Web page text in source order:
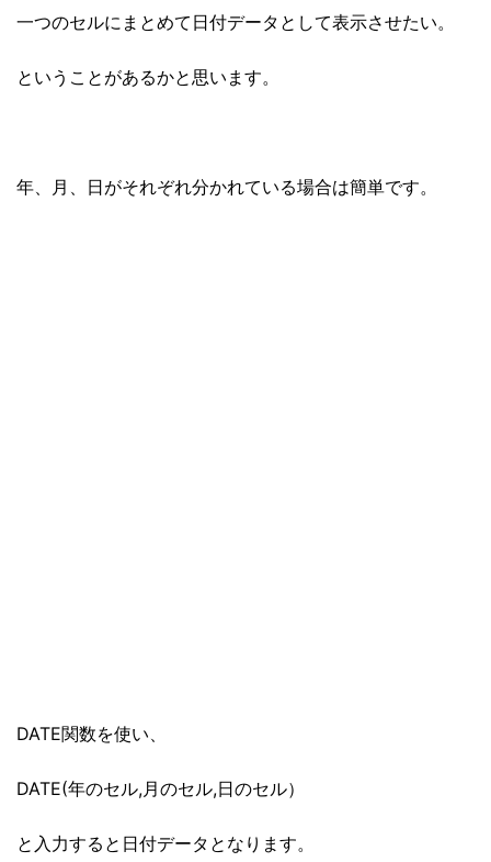
一つのセルにまとめて日付データとして表示させたい。
ということがあるかと思います。
年、月、日がそれぞれ分かれている場合は簡単です。
DATE関数を使い、
DATE(年のセル,月のセル,日のセル）
と入力すると日付データとなります。